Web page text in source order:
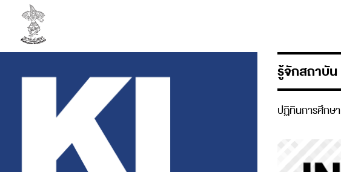
รู้จักสถาบัน
ปฏิทินการศึกษา